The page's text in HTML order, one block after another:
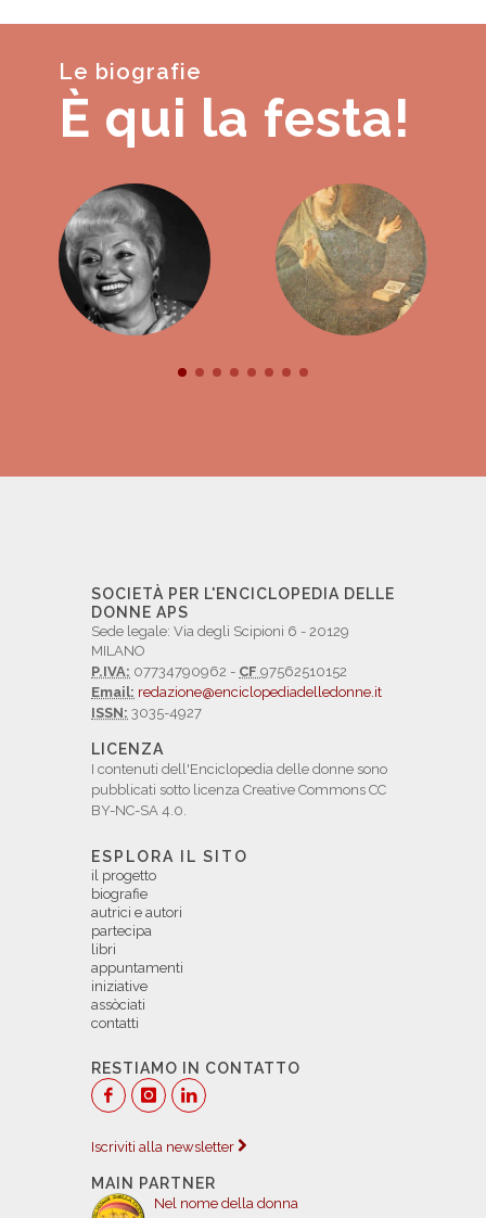
Le biografie
È qui la festa!
SOCIETÀ PER L'ENCICLOPEDIA DELLE
DONNE APS
Sede legale: Via degli Scipioni 6 - 20129
MILANO
P.IVA: 07734790962 - CF 97562510152
Email: redazione@enciclopediadelledonne.it
ISSN: 3035-4927
LICENZA
I contenuti dell'Enciclopedia delle donne sono
pubblicati sotto licenza Creative Commons CC
BY-NC-SA 4.0.
ESPLORA IL SITO
il progetto
biografie
autrici e autori
partecipa
libri
appuntamenti
iniziative
assòciati
contatti
RESTIAMO IN CONTATTO
Iscriviti alla newsletter
MAIN PARTNER
Nel nome della donna